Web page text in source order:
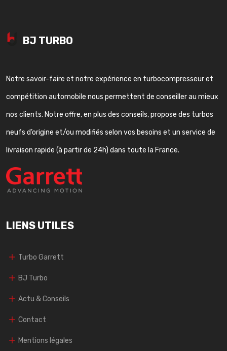
BJ TURBO
Notre savoir-faire et notre expérience en turbocompresseur et
compétition automobile nous permettent de conseiller au mieux
nos clients. Notre offre, en plus des conseils, propose des turbos
neufs d’origine et/ou modifiés selon vos besoins et un service de
livraison rapide (à partir de 24h) dans toute la France.
LIENS UTILES
Turbo Garrett
BJ Turbo
Actu & Conseils
Contact
Mentions légales